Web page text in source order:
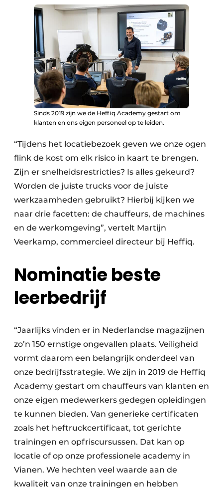
Sinds 2019 zijn we de Heffiq Academy gestart om
klanten en ons eigen personeel op te leiden.
“Tijdens het locatiebezoek geven we onze ogen
flink de kost om elk risico in kaart te brengen.
Zijn er snelheidsrestricties? Is alles gekeurd?
Worden de juiste trucks voor de juiste
werkzaamheden gebruikt? Hierbij kijken we
naar drie facetten: de chauffeurs, de machines
en de werk­omgeving”, vertelt Martijn
Veerkamp, commercieel directeur bij Heffiq.
Nominatie beste
leerbedrijf
“Jaarlijks vinden er in Nederlandse magazijnen
zo’n 150 ernstige ongevallen plaats. Veiligheid
vormt daarom een belangrijk onderdeel van
onze bedrijfsstrategie. We zijn in 2019 de Heffiq
Academy gestart om chauffeurs van klanten en
onze eigen medewerkers gedegen opleidingen
te kunnen bieden. Van generieke certificaten
zoals het heftruckcertificaat, tot gerichte
trainingen en opfriscursussen. Dat kan op
locatie of op onze professionele academy in
Vianen. We hechten veel waarde aan de
kwaliteit van onze trainingen en hebben